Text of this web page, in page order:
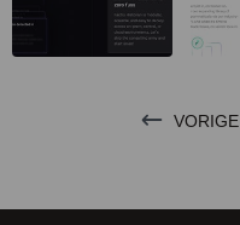
VORIGE